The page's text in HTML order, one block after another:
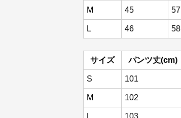
M 45 57
L 46 58
サイズ パンツ丈(cm)
S 101
M 102
L 103